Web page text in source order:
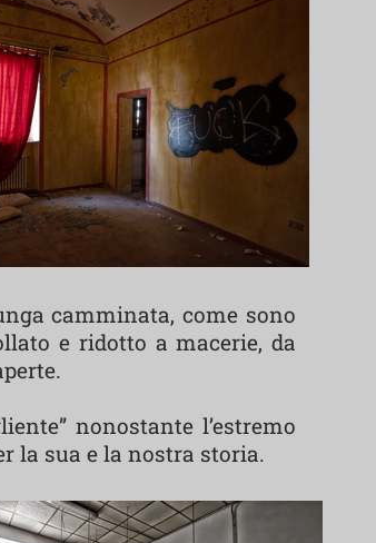
camminata, come sono
e ridotto a macerie, da
nonostante l’estremo
la sua e la nostra storia.